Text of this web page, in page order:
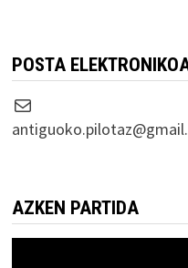
POSTA
Correo electrónico
AZKEN PARTIDA